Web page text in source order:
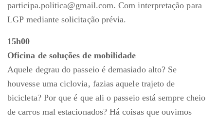
participa.politica@gmail.com. Com interpretação para
LGP mediante solicitação prévia.
15h00
Oficina de soluções de mobilidade
Aquele degrau do passeio é demasiado alto? Se
houvesse uma ciclovia, fazias aquele trajeto de
bicicleta? Por que é que ali o passeio está sempre cheio
de carros mal estacionados? Há coisas que ouvimos